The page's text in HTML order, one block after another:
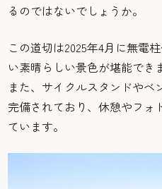
るのではないでしょうか。
この道切は2025年4月に無電
い素晴らしい景色が堪能でき
また、サイクルスタンドやベ
完備されており、休憩やフォ
ています。